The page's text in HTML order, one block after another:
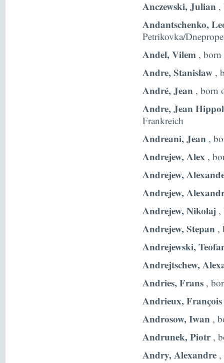
Anczewski, Julian ,
Andantschenko,
Petrikovka/
Andel, Vilem , born
Andre, Stanislaw ,
André, Jean , born
Andre, Jean
Frankreich
Andreani, Jean ,
Andrejew, Alex ,
Andrejew,
Andrejew,
Andrejew, Nikolaj ,
Andrejew, Stepan ,
Andrejewski,
Andrejtschew,
Andries, Frans ,
Andrieux, François
Androsow, Iwan ,
Andrunek, Piotr,
Andry, Alexandre